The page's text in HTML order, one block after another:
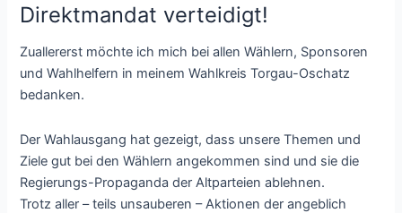
Direktmandat verteidigt!
Zuallererst möchte ich mich bei allen Wählern, Sponsoren
und Wahlhelfern in meinem Wahlkreis Torgau-Oschatz
bedanken.
Der Wahlausgang hat gezeigt, dass unsere Themen und
Ziele gut bei den Wählern angekommen sind und sie die
Regierungs-Propaganda der Altparteien ablehnen.
Trotz aller – teils unsauberen – Aktionen der angeblich